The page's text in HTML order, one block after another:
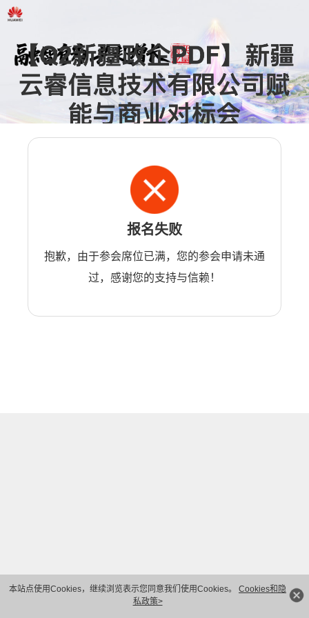
本站点使用Cookies，继续浏览表示您同意我们使用Cookies。 Cookies和隐
私政策>
报名失败
抱歉，由于参会席位已满，您的参会申请未通
过，感谢您的支持与信赖！